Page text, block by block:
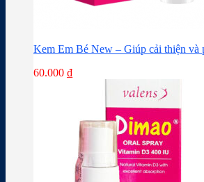
Kem Em Bé New – Giúp cải thiện và
60.000 ₫